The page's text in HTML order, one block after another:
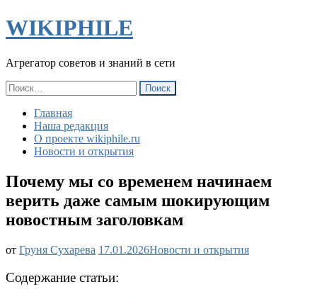
WIKIPHILE
Агрегатор советов и знаний в сети
Найти:
Главная
Наша редакция
О проекте wikiphile.ru
Новости и открытия
Почему мы со временем начинаем
верить даже самым шокирующим
новостным заголовкам
от Груня Сухарева 17.01.2026Почему
Новости и открытия
Содержание статьи: